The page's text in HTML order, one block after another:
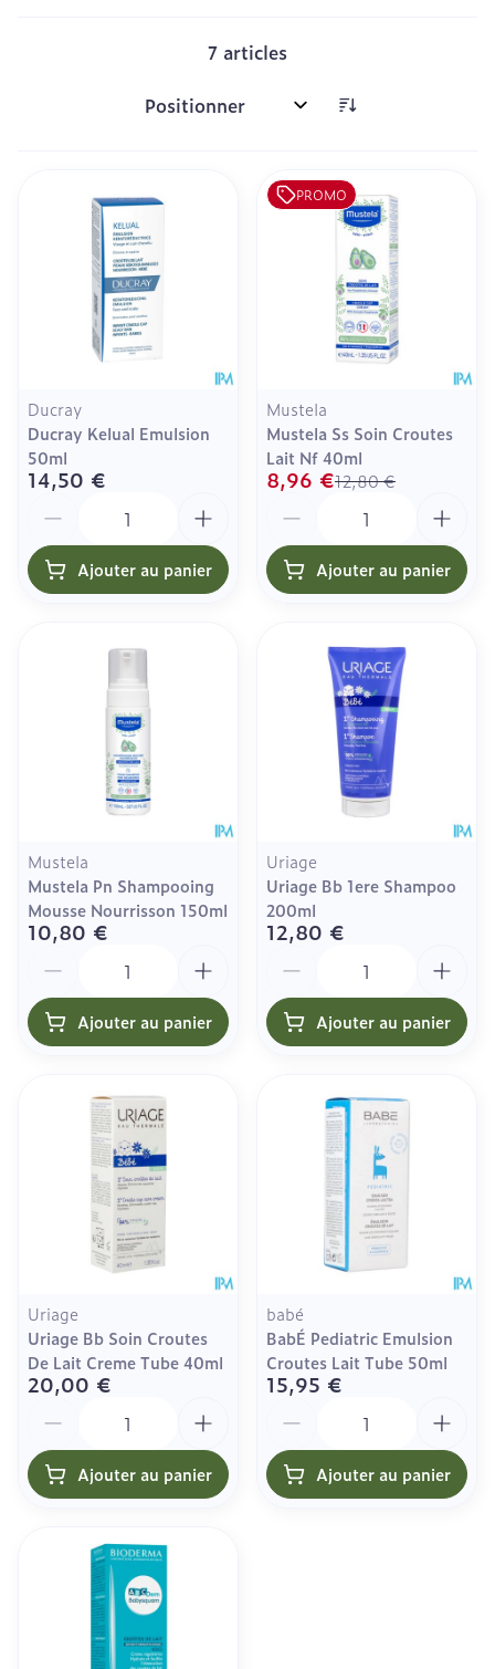
7 articles
Trier par:
Ducray
Ducray Kelual Emulsion
50ml
14,50 €
Ajouter au panier
PROMO
Mustela
Mustela Ss Soin Croutes
Lait Nf 40ml
12,80 €
8,96 €
Ajouter au panier
Mustela
Mustela Pn Shampooing
Mousse Nourrisson 150ml
10,80 €
Ajouter au panier
Uriage
Uriage Bb 1ere Shampoo
200ml
12,80 €
Ajouter au panier
Uriage
Uriage Bb Soin Croutes
De Lait Creme Tube 40ml
20,00 €
Ajouter au panier
babé
BabÉ Pediatric Emulsion
Croutes Lait Tube 50ml
15,95 €
Ajouter au panier